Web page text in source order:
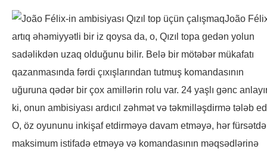
João
artıq əhəmiyyətli bir iz qoysa da, o, Qızıl topa gedən yolun
sadəlikdən uzaq olduğunu bilir. Belə bir mötəbər mükafatı
qazanmasında fərdi çıxışlarından tutmuş komandasının
uğuruna qədər bir çox amillərin rolu var. 24 yaşlı gənc
ki, onun ambisiyası ardıcıl zəhmət və təkmilləşdirmə tələb
O, öz oyununu inkişaf etdirməyə davam etməyə, hər
maksimum istifadə etməyə və komandasının məqsədlərinə